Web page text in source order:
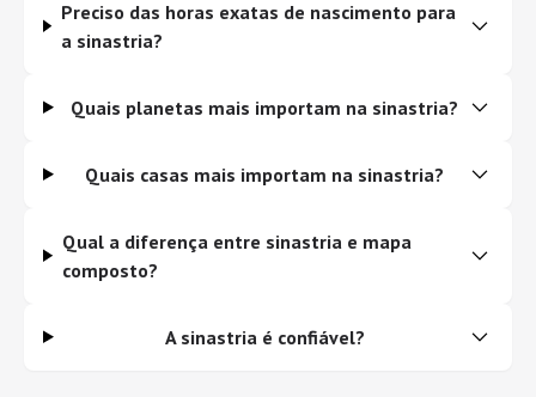
Preciso das horas exatas de nascimento para
a sinastria?
Quais planetas mais importam na sinastria?
Quais casas mais importam na sinastria?
Qual a diferença entre sinastria e mapa
composto?
A sinastria é confiável?